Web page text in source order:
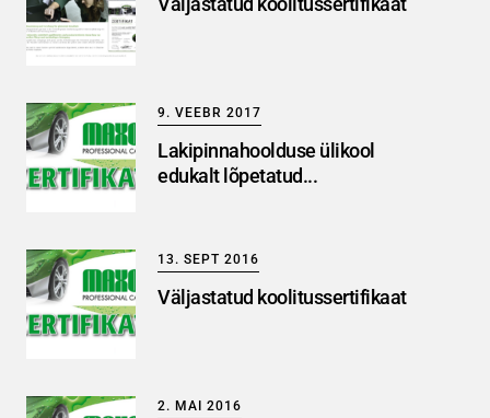
9. VEEBR 2017
Lakipinnahoolduse ülikool
edukalt lõpetatud...
13. SEPT 2016
Väljastatud koolitussertifikaat
2. MAI 2016